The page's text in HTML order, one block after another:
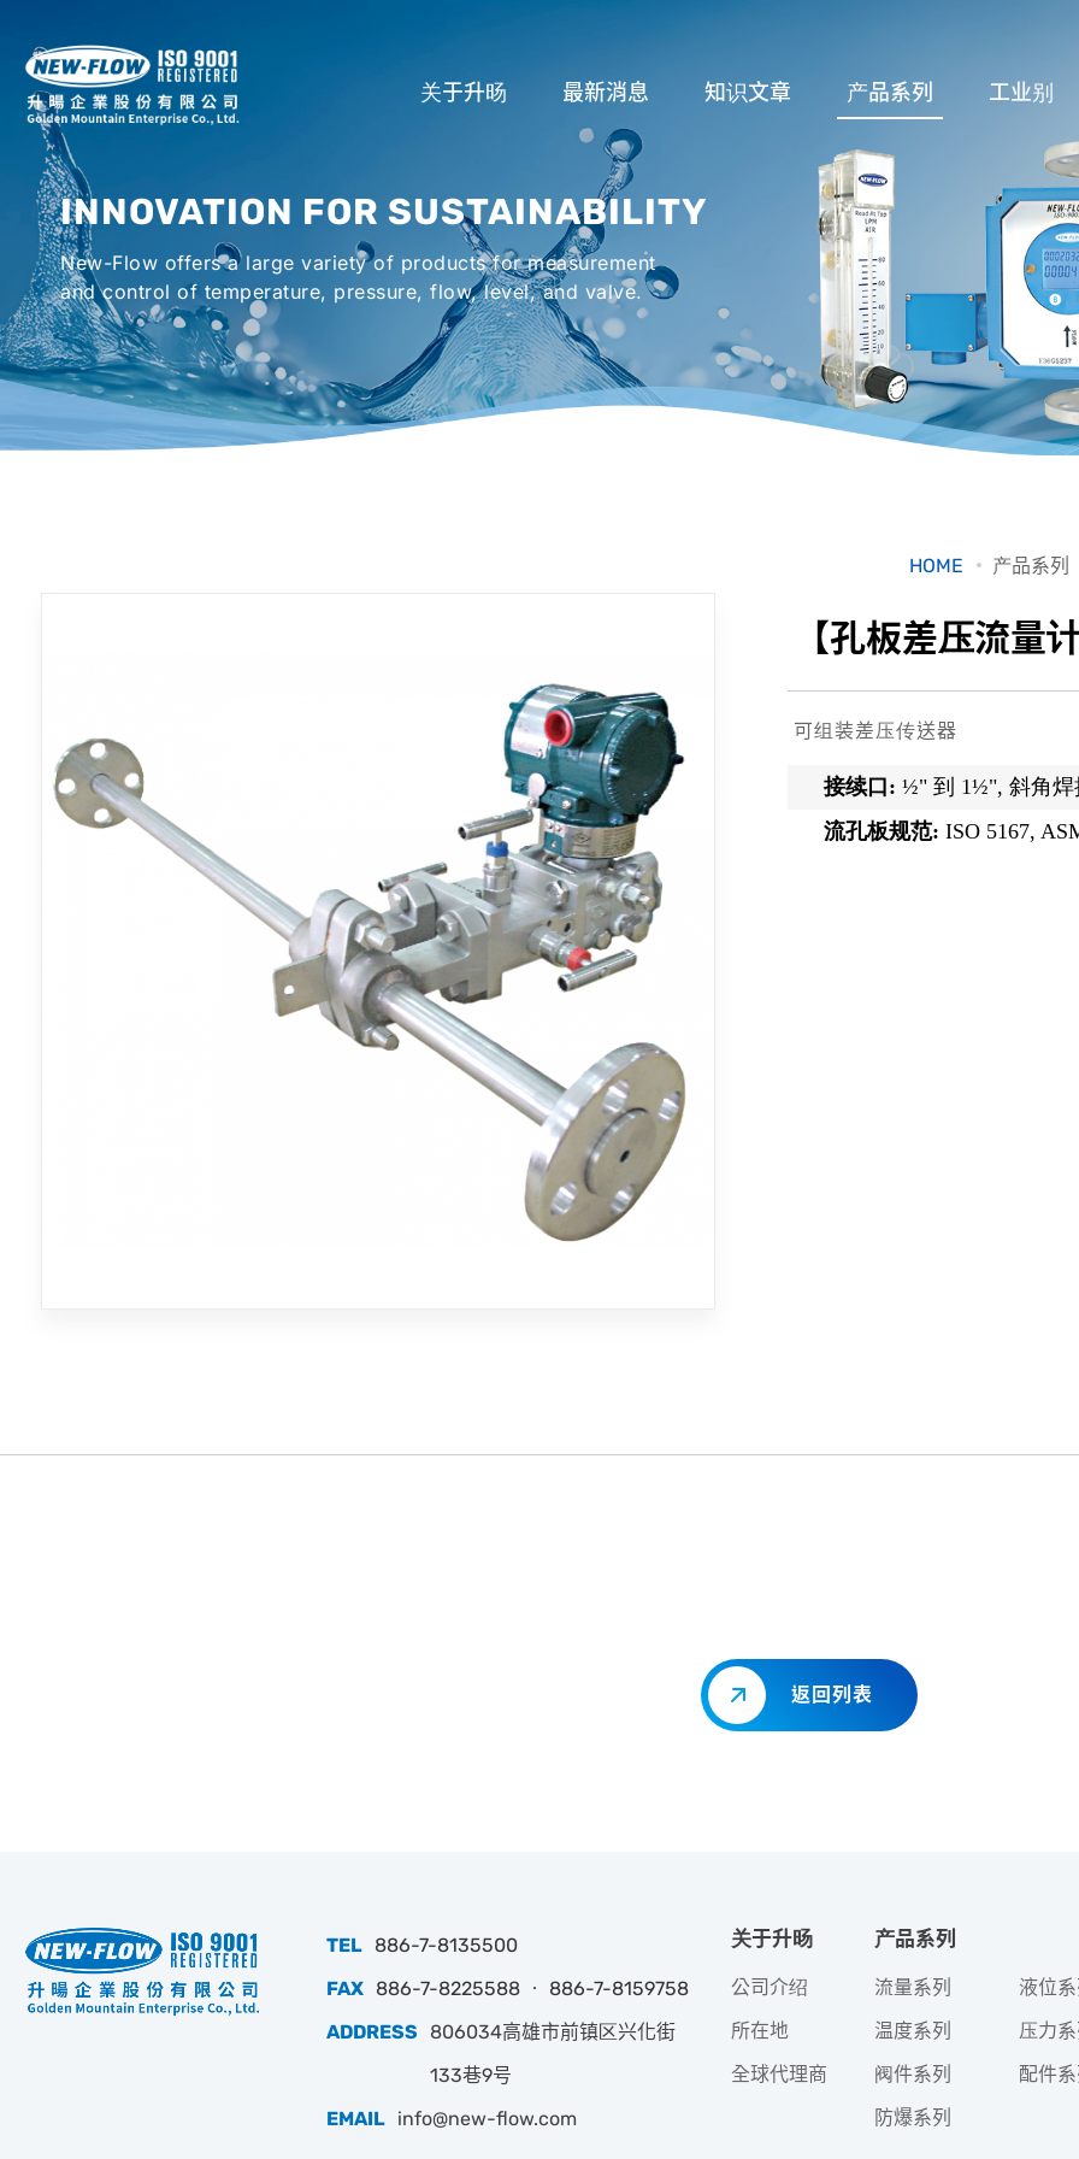
关于升旸
所在地
全球代理商
最新消息 知识文章
流量计应用完整解析
液位计的种类及运作
压力开关
产品系列
流量系列
液位系列
温度系列
压力系列
阀件系列
配件系列
工业别
润滑系统
冷却机组系
烤箱及臭氧反
机械密封罐
紧急淋浴洗
INNOVATION FOR SUSTAINABILITY
New-Flow offers a large variety of products for measurement
and control of temperature, pressure, flow, level, and valve.
HOME 产品系列
【孔板差压流量
可组装差压传送器
接续口:½" 到 1½", 斜角焊
流孔板规范:ISO 5167,
返回列表
TEL 886-7-8135500
FAX 886-7-8225588 ‧ 886-7-8159758
ADDRESS
806034高雄市前镇区兴化街
133巷9号
EMAIL info@new-flow.com
关于升旸
公司介绍
所在地
全球代理商
产品系列
流量系列
液位系
温度系列
压力系
阀件系列
配件系
防爆系列